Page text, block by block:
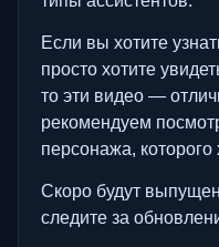
Если вы хотите
просто хотите
то эти видео —
рекомендуем
персонажа,
Скоро будут
следите за